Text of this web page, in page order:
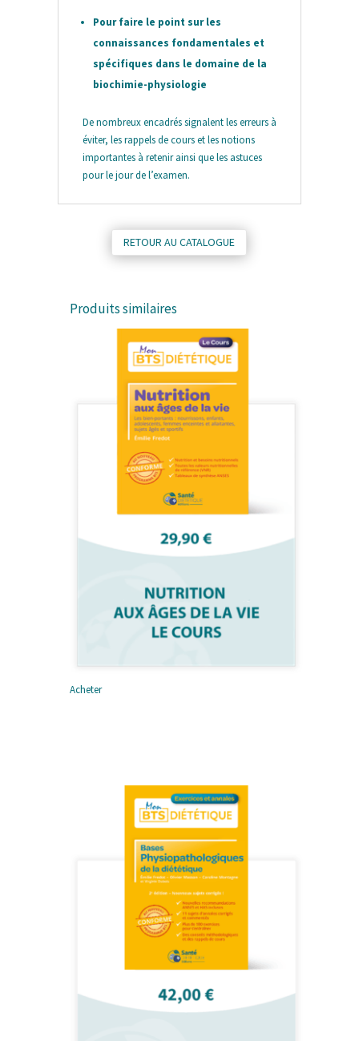
Pour faire le point sur les
connaissances fondamentales et
spécifiques dans le domaine de la
biochimie-physiologie
De nombreux encadrés signalent les erreurs à
éviter, les rappels de cours et les notions
importantes à retenir ainsi que les astuces
pour le jour de l’examen.
RETOUR AU CATALOGUE
Produits similaires
Acheter